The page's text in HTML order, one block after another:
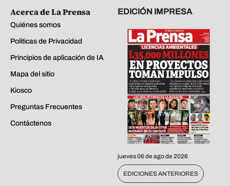
Acerca de La Prensa
Quiénes somos
Políticas de Privacidad
Principios de aplicación de IA
Mapa del sitio
Kiosco
Preguntas Frecuentes
Contáctenos
EDICIÓN IMPRESA
jueves 06 de ago de 2026
EDICIONES ANTERIORES